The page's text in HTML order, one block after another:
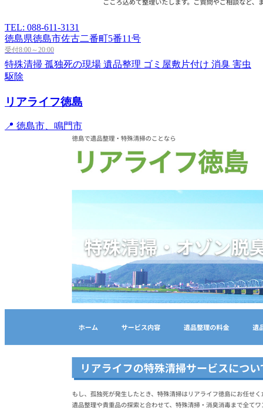
TEL: 088-611-3131
徳島県徳島市佐古二番町5番11号
受付8:00～20:00
特殊清掃 孤独死の現場 遺品整理 ゴミ屋敷片付け 消臭 害虫
駆除
リアライフ徳島
📍 徳島市、鳴門市